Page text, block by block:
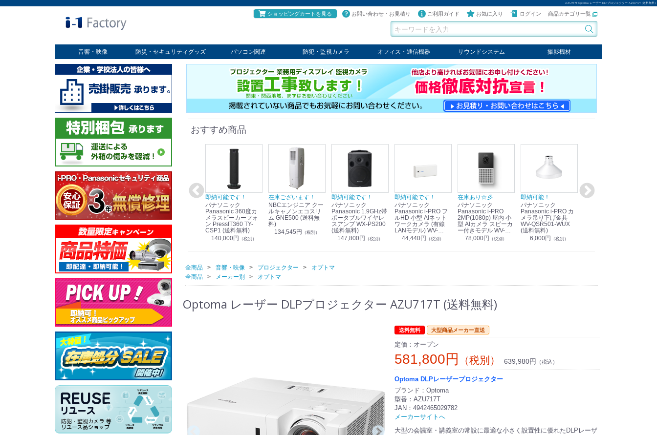
AZU717T Optoma レーザー DLPプロジェクター AZU717T (送料無料)
ショッピングカートを見る お問い合わせ・お見積り ご利用ガイド お気に入り ログイン 商品カテゴリ一覧
音響・映像
業務用ディスプレイ
プロジェクター
放送・業務用映像システム
書画カメラ
スクリーン
オプション
防災・セキュリティグッズ
セキュリティグッズ
防災グッズ
パソコン関連
パソコン
タブレット
PCパーツ
コンソール
ケーブル
切替器・延長器
伝送器
コンバータ
その他
防犯・監視カメラ
パナソニック
TAKEX
LET'S
JSS
SELCO
PRINCETON
OS
ネクステージ
ATEN
オフィス・通信機器
回線切替器
疑似電話回線装置
通信機器
デジタル携帯電話PBX
収納・ラック・ハンガー
会議システム
電子黒板
ホワイトボード
その他
サウンドシステム
音響機器
輸入オーディオ
楽器
ケーブル
撮影機材
ビデオライト
クールライト
LEDライト
スタンド
写真関連商品
スタジオセット商品
オプション
おすすめ商品
Panasonic i-PRO
2MP(1080p) 屋内 小
型 AIカメラ スピーカ
S71301-F2L (送料無
（税別）
即納可能！
パナソニック
Panasonic i-PRO カ
メラ吊り下げ金具
WV-QSR501-WUX
(送料無料)
6,000円（税別）
在庫あり！送料無料！
パナソニック
Panasonic リモコン
マイク (10局用) WR-
210A (送料無料)
39,000円
即納可能です！
パナソニック
Panasonic 360度カ
メラスピーカーフォ
ン PressIT360 TY-
CSP1 (送料無料)
140,000円 （税別）
在庫ございます！
NBCエンジニア クー
ルキャノンエコスリ
ム GNE500 (送料無
料)
134,545円
（税別）
即納可能です！
パナソニック
Panasonic 1.9GHz帯
ポータブルワイヤレ
スアンプ WX-PS200
(送料無料)
147,800円 （税別）
即納可能です！
パナソニック
Panasonic i-PRO フ
ルHD 小型 AIネット
ワークカメラ (有線
LANモデル) WV-
S7130UX (送料無料)
44,440円 （税別）
在庫あり☆彡
パナソニック
Panasonic i-PRO
2MP(1080p) 屋内 小
型 AIカメラ スピーカ
ー付きモデル WV-
S71301-F2L (送料無
78,000円 （税別）
即納可能！
パナソニック
Panasonic i-PRO カ
メラ吊り下げ金具
WV-QSR501-WUX
(送料無料)
6,000円 （税別）
全商品 音響・映像 プロジェクター
オプトマ
全商品
メーカー別 オプトマ
Optoma レーザー DLPプロジェクター AZU717T (送料無料)
送料無料 大型商品メーカー直送
定価：オープン
581,800円 （税別） 639,980円 （税込）
Optoma DLPレーザープロジェクター
ブランド：Optoma
型番：AZU717T
JAN：4942465029782
メーカーサイトへ
大型の会議室・講義室の常設に最適な小さく設置性に優れたDLPレーザ